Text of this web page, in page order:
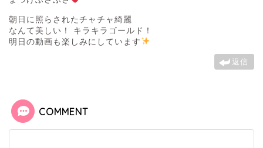
朝日に照らされたチャチャ綺麗
なんて美しい！ キラキラゴールド！
明日の動画も楽しみにしています
返信
COMMENT